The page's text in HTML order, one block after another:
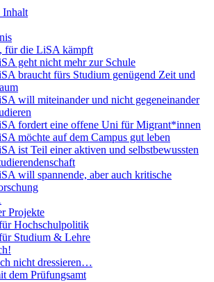
Inhalt
für die LiSA kämpft
geht nicht mehr zur Schule
braucht fürs Studium genügend Zeit und
will miteinander und nicht gegeneinander
fordert eine offene Uni für Migrant*innen
möchte auf dem Campus gut leben
ist Teil einer aktiven und selbstbewussten
will spannende, aber auch kritische
Projekte
Hochschulpolitik
Studium & Lehre
nicht dressieren…
dem Prüfungsamt